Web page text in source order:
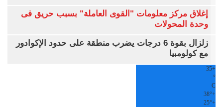
إغلاق مركز معلومات "القوى العاملة" بسبب حريق فى
وحدة المحولات
زلزال بقوة 6 درجات يضرب منطقة على حدود الإكوادور
مع كولومبيا
+
35
°
C
+
38°
+
25°